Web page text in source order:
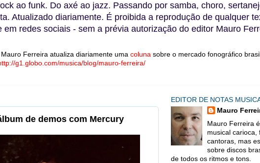
ao funk. Do axé ao jazz. Passando por samba, choro,
Atualizado diariamente. É proibida a reprodução de qualquer
redes sociais - sem a prévia autorização do editor Mauro
Ferreira atualiza diariamente uma coluna sobre o mercado fonográfico
g1.globo.com/musica/blog/mauro-ferreira/
de demos com Mercury
EDITOR DE NOTAS
Mauro
Mauro Ferreira
musical carioca,
cantoras, mas
sobre discos
de todos os ritmos e tons.